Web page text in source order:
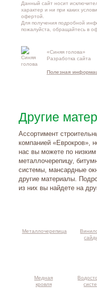
Данный сайт носит
характер и ни при каких
офертой.
Для получения подробной
пожалуйста, обращайтесь в
«Синяя голова»
Разработка сайта
Полезная
Другие
Ассортимент
компанией «Еврокров»,
нас вы можете по
металлочерепицу,
системы, мансардные
другие материалы.
из них вы найдете на
Металлочерепица
Медная
кровля